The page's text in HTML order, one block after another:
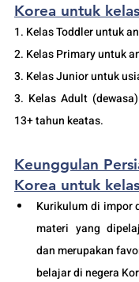
Korea untuk
1. Kelas Toddler untuk
2. Kelas Primary untuk
3. Kelas Junior untuk
3. Kelas Adult
13+ tahun keatas.
Keunggulan
Korea untuk
Kurikulum di impor
materi yang
dan merupakan
belajar di negera